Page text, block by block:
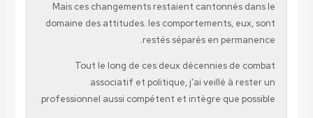
Mais ces changements restaient cantonnés dans le
domaine des attitudes. les comportements, eux, sont
restés séparés en permanence.
Tout le long de ces deux décennies de combat
associatif et politique, j’ai veillé à rester un
professionnel aussi compétent et intègre que possible.